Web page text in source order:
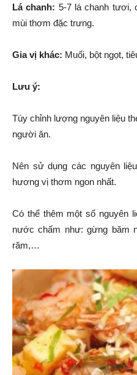
Lá chanh: 5-7 lá chanh tươi,
mùi thơm đặc trưng.
Gia vị khác: Muối, bột ngọt,
Lưu ý:
Tùy chỉnh lượng nguyên liệu
người ăn.
Nên sử dụng các nguyên
hương vị thơm ngon nhất.
Có thể thêm một số nguyên
nước chấm như: gừng băm
răm,…